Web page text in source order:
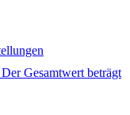
Gesamtwert beträgt